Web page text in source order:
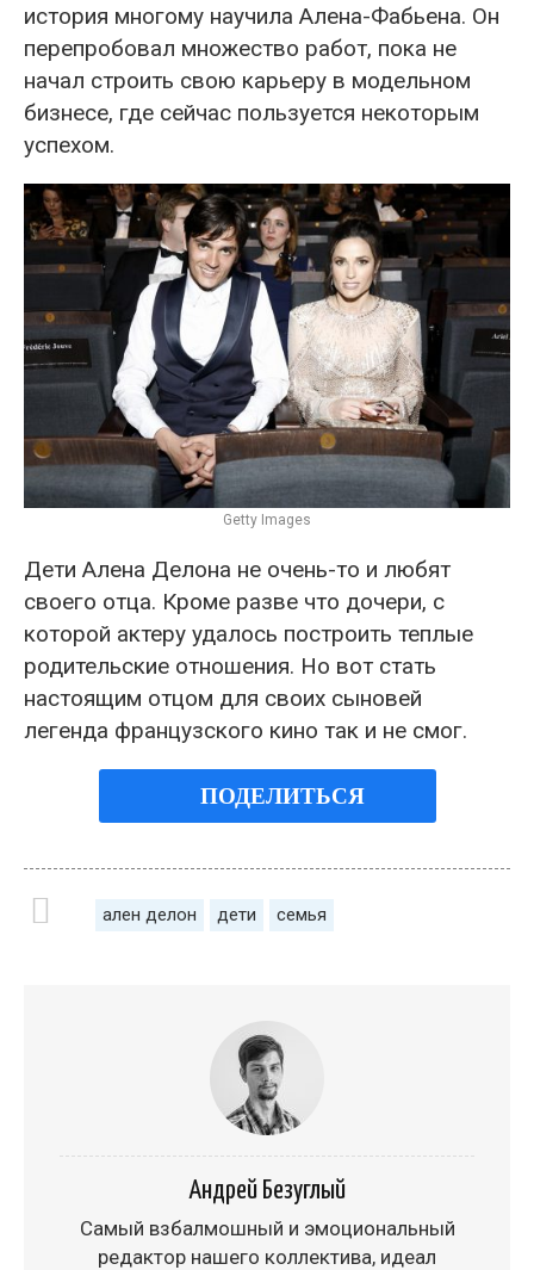
история многому научила Алена-Фабьена. Он
перепробовал множество работ, пока не
начал строить свою карьеру в модельном
бизнесе, где сейчас пользуется некоторым
успехом.
Getty Images
Дети Алена Делона не очень-то и любят
своего отца. Кроме разве что дочери, с
которой актеру удалось построить теплые
родительские отношения. Но вот стать
настоящим отцом для своих сыновей
легенда французского кино так и не смог.
ПОДЕЛИТЬСЯ
ален делон дети семья
Андрей Безуглый
Самый взбалмошный и эмоциональный
редактор нашего коллектива, идеал